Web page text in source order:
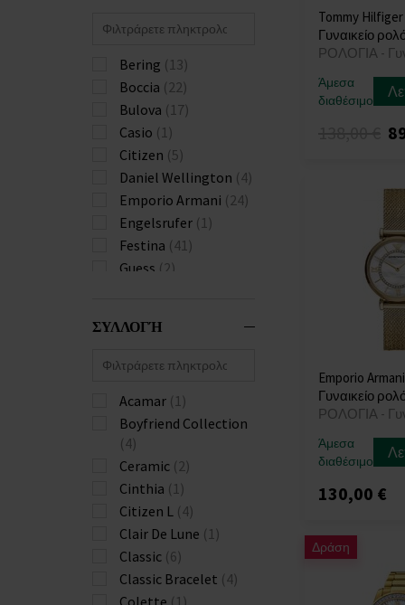
Bering (13)
Boccia (22)
Bulova (17)
Casio (1)
Citizen (5)
Daniel Wellington (4)
Emporio Armani (24)
Engelsrufer (1)
Festina (41)
Guess (2)
Jaguar
Lacoste
(1)
Michael Kors
Roamer(1)
Rosefield
Rotary(3)
Skagen (1)
Swiss Alpine Military
(2)
Swiss Military
Tommy Hilfiger (3)
ΣΥΛΛΟΓΉ
Acamar (1)
Boyfriend Collection
(4)
Ceramic (2)
Cinthia (1)
Citizen L (4)
Clair De Lune (1)
Classic (6)
Classic Bracelet (4)
Colette (1)
Tommy Hilfiger
Γυναικείο
ΡΟΛΟΓΙΑ -
Άμεσα
διαθέσιμο
Emporio
Γυναικείο
ΡΟΛΟΓΙΑ -
Άμεσα
διαθέσιμο
130,00 €
Δράση